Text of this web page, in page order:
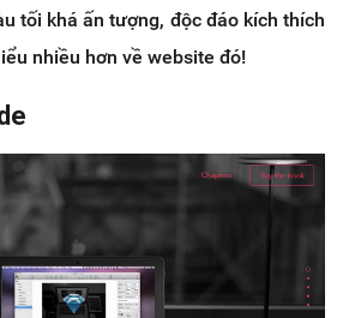
tối khá ấn tượng, độc đáo kích thích
nhiều hơn về website đó!